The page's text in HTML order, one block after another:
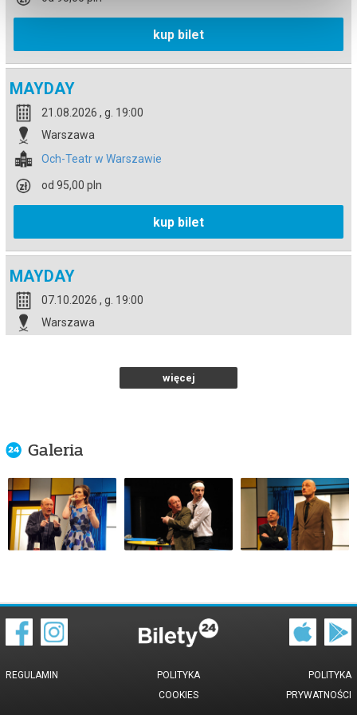
kup bilet
MAYDAY
21.08.2026 , g. 19:00
Warszawa
Och-Teatr w Warszawie
od 95,00 pln
kup bilet
MAYDAY
07.10.2026 , g. 19:00
Warszawa
MAYDAY
08.10.2026 , g. 19:00
Warszawa
Och-Teatr w Warszawie
MAYDAY
01.12.2026 , g. 19:00
więcej
Galeria
REGULAMIN
POLITYKA
PRYWATNOŚCI
POLITYKA
COOKIES